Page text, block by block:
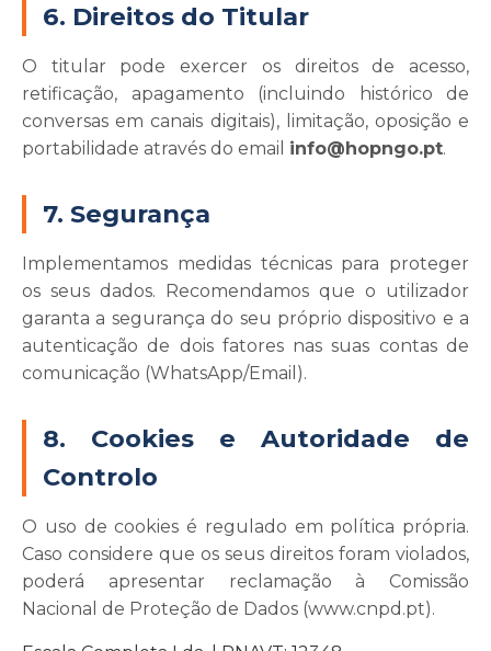
6. Direitos do Titular
O titular pode exercer os direitos de acesso,
retificação, apagamento (incluindo histórico de
conversas em canais digitais), limitação, oposição e
portabilidade através do email info@hopngo.pt.
7. Segurança
Implementamos medidas técnicas para proteger
os seus dados. Recomendamos que o utilizador
garanta a segurança do seu próprio dispositivo e a
autenticação de dois fatores nas suas contas de
comunicação (WhatsApp/Email).
8. Cookies e Autoridade de
Controlo
O uso de cookies é regulado em política própria.
Caso considere que os seus direitos foram violados,
poderá apresentar reclamação à Comissão
Nacional de Proteção de Dados (www.cnpd.pt).